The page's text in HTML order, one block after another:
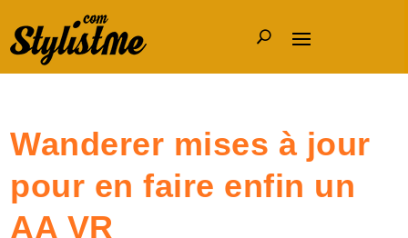
Wanderer mises à jour
pour en faire enfin un
AA VR